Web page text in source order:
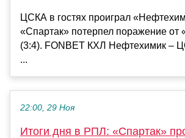
ЦСКА в гостях проиграл
«Спартак» потерпел поражение от
(3:4). FONBET КХЛ Нефтехимик –
...
22:00, 29 Ноя
Итоги дня в РПЛ: «Спартак»